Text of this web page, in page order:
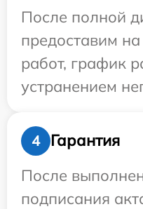
После полной
предоставим
работ, график
устранением
4
Гарантия
После
подписания